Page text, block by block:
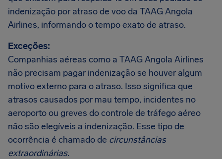
indenização por atraso de voo da TAAG Angola
Airlines, informando o tempo exato de atraso.
Exceções:
Companhias aéreas como a TAAG Angola Airlines
não precisam pagar indenização se houver algum
motivo externo para o atraso. Isso significa que
atrasos causados por mau tempo, incidentes no
aeroporto ou greves do controle de tráfego aéreo
não são elegíveis a indenização. Esse tipo de
ocorrência é chamado de circunstâncias
extraordinárias.